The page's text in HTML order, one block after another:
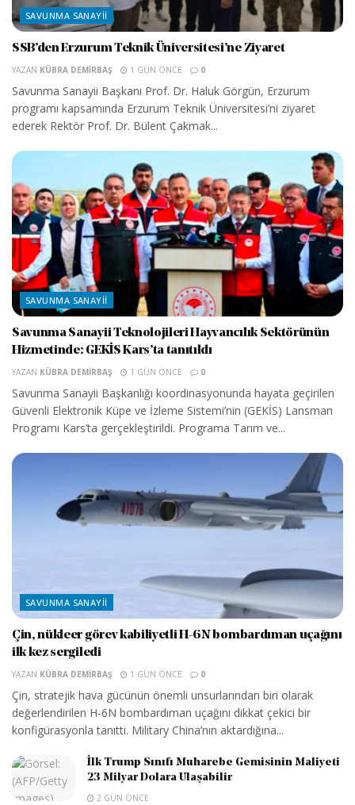
SAVUNMA SANAYII
SSB’den Erzurum Teknik Üniversitesi’ne Ziyaret
YAZAN KÜBRA DEMIRBAŞ 1 GÜN ÖNCE 0
Savunma Sanayii Başkanı Prof. Dr. Haluk Görgün, Erzurum
programı kapsamında Erzurum Teknik Üniversitesi’ni ziyaret
ederek Rektör Prof. Dr. Bülent Çakmak...
SAVUNMA SANAYII
Savunma Sanayii Teknolojileri Hayvancılık Sektörünün
Hizmetinde: GEKİS Kars’ta tanıtıldı
YAZAN KÜBRA DEMIRBAŞ 1 GÜN ÖNCE 0
Savunma Sanayii Başkanlığı koordinasyonunda hayata geçirilen
Güvenli Elektronik Küpe ve İzleme Sistemi’nin (GEKİS) Lansman
Programı Kars’ta gerçekleştirildi. Programa Tarım ve...
SAVUNMA SANAYII
Çin, nükleer görev kabiliyetli H-6N bombardıman uçağını
ilk kez sergiledi
YAZAN KÜBRA DEMIRBAŞ 1 GÜN ÖNCE 0
Çin, stratejik hava gücünün önemli unsurlarından biri olarak
değerlendirilen H-6N bombardıman uçağını dikkat çekici bir
konfigürasyonla tanıttı. Military China’nın aktardığına...
İlk Trump Sınıfı Muharebe Gemisinin Maliyeti
23 Milyar Dolara Ulaşabilir
2 GÜN ÖNCE